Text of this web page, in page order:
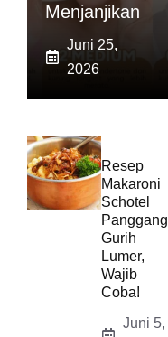
Menjanjikan
Juni 25,
2026
Resep
Makaroni
Schotel
Panggang
Gurih
Lumer,
Wajib
Coba!
Juni 5,